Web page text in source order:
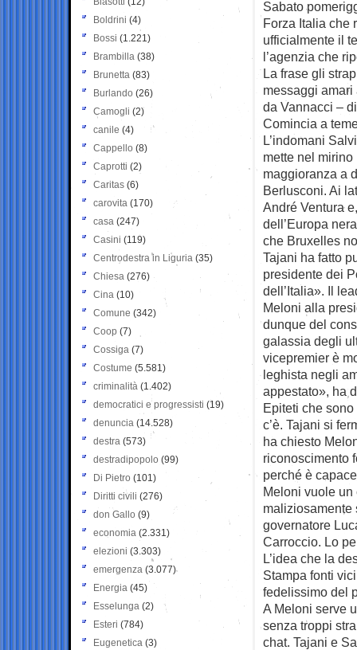
Sabato
Forza Italia che
ufficialmente il
l’agenzia che
La frase gli
messaggi
da Vannacci –
Comincia a
L’indomani
mette nel
maggioranza a
Berlusconi. Ai
André Ventura
dell’Europa
che Bruxelles
Tajani ha fatto
presidente dei
dell’Italia». Il
Meloni alla
dunque del
galassia degli
vicepremier è
leghista negli
appestato», ha
Epiteti che
c’è. Tajani si
ha chiesto
riconoscimento
perché è
Meloni vuole un
maliziosamente
governatore
Carroccio. Lo
L’idea che la
Stampa fonti
fedelissimo del
A Meloni serve
senza troppi
chat. Tajani e
Boldrini (4)
Bossi (1.221)
Brambilla (38)
Brunetta (83)
Burlando (26)
Camogli (2)
canile (4)
Cappello (8)
Caprotti (2)
Caritas (6)
carovita (170)
casa (247)
Casini (119)
Centrodestra in Liguria (35)
Chiesa (276)
Cina (10)
Comune (342)
Coop (7)
Cossiga (7)
Costume (5.581)
criminalità (1.402)
democratici e progressisti (19)
denuncia (14.528)
destra (573)
destradipopolo (99)
Di Pietro (101)
Diritti civili (276)
don Gallo (9)
economia (2.331)
elezioni (3.303)
emergenza (3.077)
Energia (45)
Esselunga (2)
Esteri (784)
Eugenetica (3)